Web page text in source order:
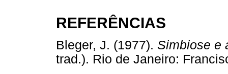
REFERÊNCIAS
Bleger, J. (1977). Simbiose e
trad.). Rio de Janeiro: